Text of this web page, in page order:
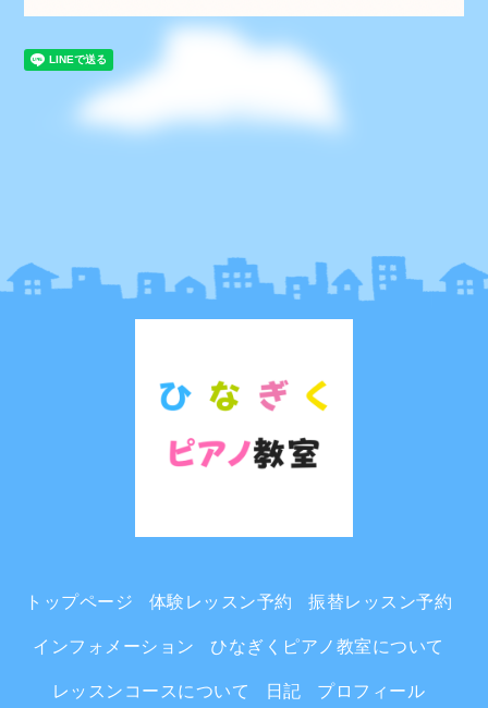
トップページ 体験レッスン予約 振替レッスン予約
インフォメーション ひなぎくピアノ教室について
レッスンコースについて 日記 プロフィール